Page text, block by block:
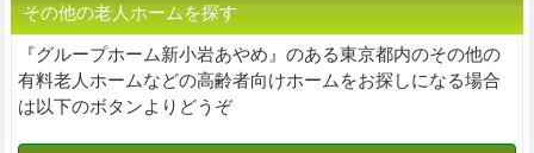
その他の老人ホームを探す
『グループホーム新小岩あやめ』のある東京都内のその他の
有料老人ホームなどの高齢者向けホームをお探しになる場合
は以下のボタンよりどうぞ